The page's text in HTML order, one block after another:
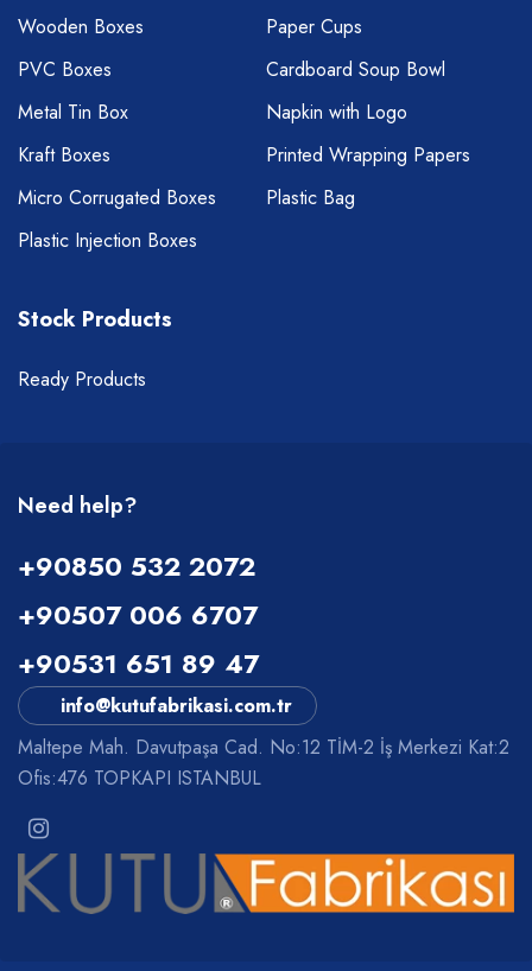
Wooden Boxes
PVC Boxes
Metal Tin Box
Kraft Boxes
Micro Corrugated Boxes
Plastic Injection Boxes
Paper Cups
Cardboard Soup Bowl
Napkin with Logo
Printed Wrapping Papers
Plastic Bag
Stock Products
Ready Products
Need help?
+90850 532 2072
+90507 006 6707
+90531 651 89 47
info@kutufabrikasi.com.tr
Maltepe Mah. Davutpaşa Cad. No:12 TİM-2 İş Merkezi Kat:2
Ofis:476 TOPKAPI ISTANBUL